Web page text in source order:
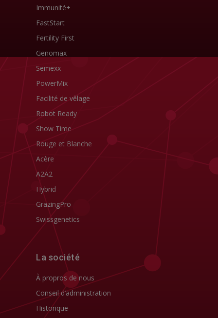
Immunité+
FastStart
Fertility First
Genomax
Semexx
PowerMix
Facilité de vêlage
Robot Ready
Show Time
Rouge et Blanche
Acère
A2A2
Hybrid
GrazingPro
Swissgenetics
La société
À propros de nous
Conseil d’administration
Historique